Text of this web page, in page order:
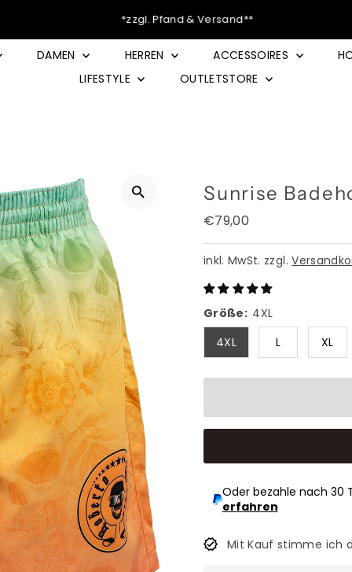
*zzgl. Pfand & Versand**
DAMEN HERREN ACCESSOIRES
LIFESTYLE
OUTLETSTORE
Sunrise
Regulärer
€79,00
inkl. MwSt. zzgl.
Größe: 4XL
4XL
L XL
Oder bezahle nach 30
erfahren
Mit Kauf stimme ich